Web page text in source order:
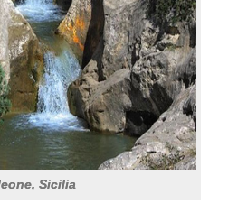
Sicilia